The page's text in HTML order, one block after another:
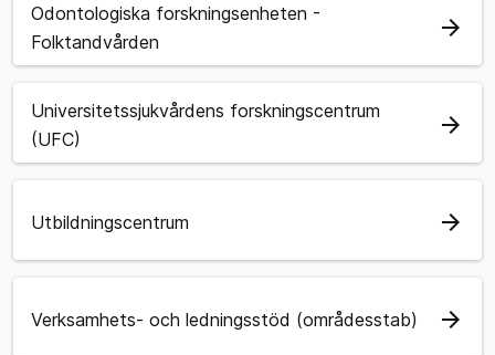
Odontologiska forskningsenheten -
Folktandvården
arrow_forward
Universitetssjukvårdens forskningscentrum
(UFC)
arrow_forward
Utbildningscentrum arrow_forward
Verksamhets- och ledningsstöd (områdesstab) arrow_forward